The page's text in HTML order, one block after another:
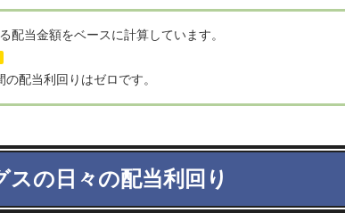
配当金額をベースに計算しています。
配当利回りはゼロです。
の日々の配当利回り